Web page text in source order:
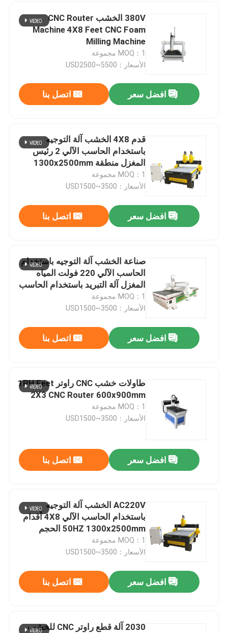
380V الخشب CNC Router
Machine 4X8 Feet CNC Foam
Milling Machine
MOQ：1 مجموعة
الأسعار：USD2500~5500
افضل سعر اتصل بنا
قدم 4X8 الخشب آلة التوجيه
باستخدام الحاسب الآلي 2 رئيس
المغزل منطقة 1300x2500mm
MOQ：1 مجموعة
الأسعار：USD1500~3500
افضل سعر اتصل بنا
صناعة الخشب آلة التوجيه باستخدام
الحاسب الآلي 220 فولت المياه
المغزل آلة التبريد باستخدام الحاسب
الآلي
MOQ：1 مجموعة
الأسعار：USD1500~3500
افضل سعر اتصل بنا
طاولات خشب CNC راوتر 1PH Feet
2X3 CNC Router 600x900mm
MOQ：1 مجموعة
الأسعار：USD1500~3500
افضل سعر اتصل بنا
AC220V الخشب آلة التوجيه
باستخدام الحاسب الآلي 4X8 أقدام
50HZ 1300x2500mm الحجم
MOQ：1 مجموعة
الأسعار：USD1500~3500
افضل سعر اتصل بنا
2030 آلة قطع راوتر CNC للخشب